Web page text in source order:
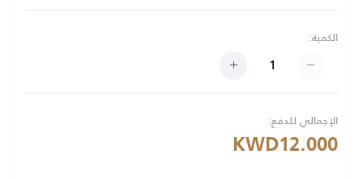
الكمية:
الإجمالي للدفع:
KWD12.000